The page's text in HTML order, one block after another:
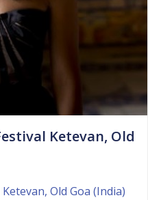
Ketevan, Old
Old Goa (India)